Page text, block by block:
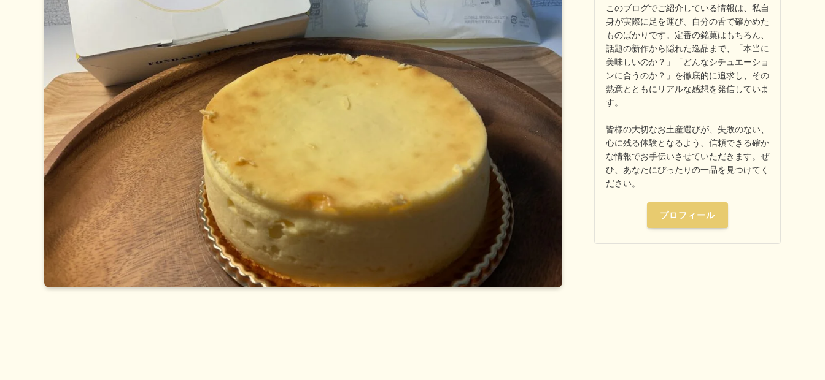
このブログでご紹介している情報は、私自
身が実際に足を運び、自分の舌で確かめた
ものばかりです。定番の銘菓はもちろん、
話題の新作から隠れた逸品まで、「本当に
美味しいのか？」「どんなシチュエーショ
ンに合うのか？」を徹底的に追求し、その
熱意とともにリアルな感想を発信していま
す。
皆様の大切なお土産選びが、失敗のない、
心に残る体験となるよう、信頼できる確か
な情報でお手伝いさせていただきます。ぜ
ひ、あなたにぴったりの一品を見つけてく
ださい。
プロフィール